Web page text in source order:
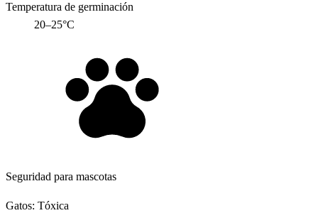
Temperatura de germinación
20–25°C
Seguridad para mascotas
Gatos: Tóxica